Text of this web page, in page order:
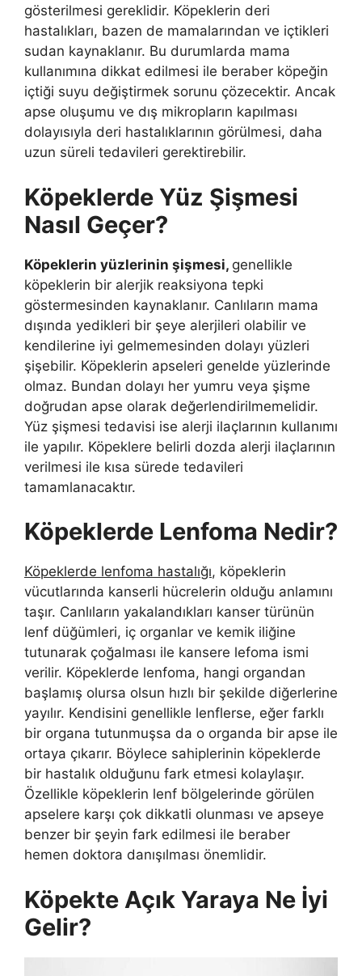
gösterilmesi gereklidir. Köpeklerin deri
hastalıkları, bazen de mamalarından ve içtikleri
sudan kaynaklanır. Bu durumlarda mama
kullanımına dikkat edilmesi ile beraber köpeğin
içtiği suyu değiştirmek sorunu çözecektir. Ancak
apse oluşumu ve dış mikropların kapılması
dolayısıyla deri hastalıklarının görülmesi, daha
uzun süreli tedavileri gerektirebilir.
Köpeklerde Yüz Şişmesi
Nasıl Geçer?
Köpeklerin yüzlerinin şişmesi, genellikle
köpeklerin bir alerjik reaksiyona tepki
göstermesinden kaynaklanır. Canlıların mama
dışında yedikleri bir şeye alerjileri olabilir ve
kendilerine iyi gelmemesinden dolayı yüzleri
şişebilir. Köpeklerin apseleri genelde yüzlerinde
olmaz. Bundan dolayı her yumru veya şişme
doğrudan apse olarak değerlendirilmemelidir.
Yüz şişmesi tedavisi ise alerji ilaçlarının kullanımı
ile yapılır. Köpeklere belirli dozda alerji ilaçlarının
verilmesi ile kısa sürede tedavileri
tamamlanacaktır.
Köpeklerde Lenfoma Nedir?
Köpeklerde lenfoma hastalığı, köpeklerin
vücutlarında kanserli hücrelerin olduğu anlamını
taşır. Canlıların yakalandıkları kanser türünün
lenf düğümleri, iç organlar ve kemik iliğine
tutunarak çoğalması ile kansere lefoma ismi
verilir. Köpeklerde lenfoma, hangi organdan
başlamış olursa olsun hızlı bir şekilde diğerlerine
yayılır. Kendisini genellikle lenflerse, eğer farklı
bir organa tutunmuşsa da o organda bir apse ile
ortaya çıkarır. Böylece sahiplerinin köpeklerde
bir hastalık olduğunu fark etmesi kolaylaşır.
Özellikle köpeklerin lenf bölgelerinde görülen
apselere karşı çok dikkatli olunması ve apseye
benzer bir şeyin fark edilmesi ile beraber
hemen doktora danışılması önemlidir.
Köpekte Açık Yaraya Ne İyi
Gelir?